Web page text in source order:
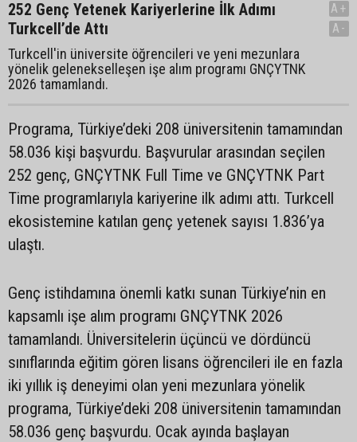
252 Genç Yetenek Kariyerlerine İlk Adımı
Turkcell’de Attı
Turkcell'in üniversite öğrencileri ve yeni mezunlara
yönelik gelenekselleşen işe alım programı GNÇYTNK
2026 tamamlandı.
A+
A-
Programa, Türkiye’deki 208 üniversitenin tamamından
58.036 kişi başvurdu. Başvurular arasından seçilen
252 genç, GNÇYTNK Full Time ve GNÇYTNK Part
Time programlarıyla kariyerine ilk adımı attı. Turkcell
ekosistemine katılan genç yetenek sayısı 1.836’ya
ulaştı.
Genç istihdamına önemli katkı sunan Türkiye’nin en
kapsamlı işe alım programı GNÇYTNK 2026
tamamlandı. Üniversitelerin üçüncü ve dördüncü
sınıflarında eğitim gören lisans öğrencileri ile en fazla
iki yıllık iş deneyimi olan yeni mezunlara yönelik
programa, Türkiye’deki 208 üniversitenin tamamından
58.036 genç başvurdu. Ocak ayında başlayan